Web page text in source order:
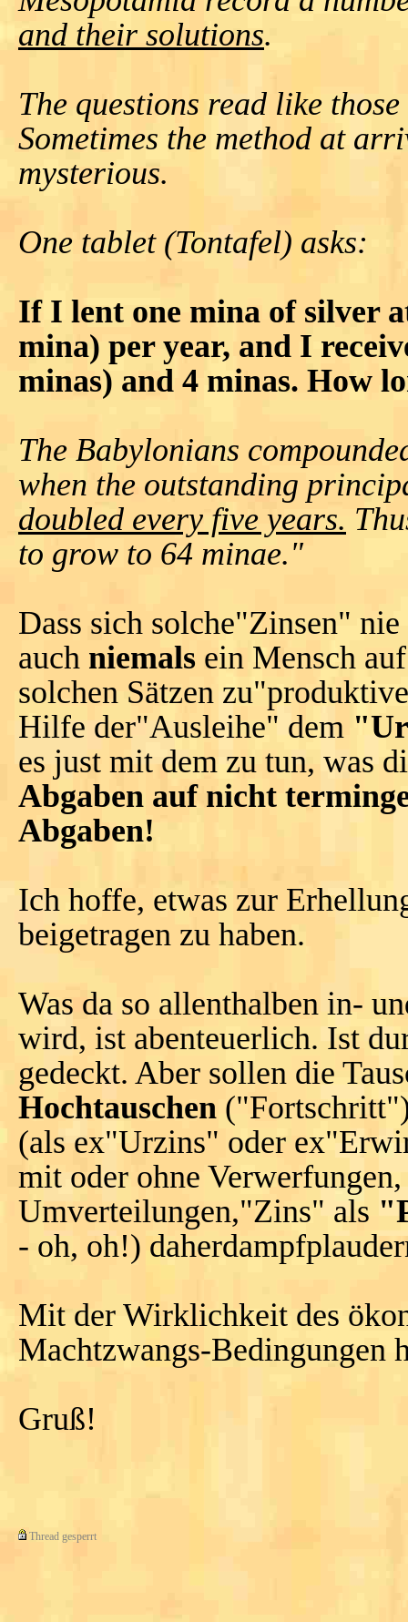
and their solutions.
The questions read like
Sometimes the method at
mysterious.
One tablet (Tontafel) asks:
If I lent one mina of silver
mina) per year, and I
minas) and 4 minas. How
The Babylonians
when the outstanding
doubled every five years.
to grow to 64 minae."
Dass sich solche"Zinsen"
auch niemals ein Mensch
solchen Sätzen
Hilfe der"Ausleihe" dem
es just mit dem zu tun, was
Abgaben auf nicht
Abgaben!
Ich hoffe, etwas zur
beigetragen zu haben.
Was da so allenthalben in-
wird, ist abenteuerlich. Ist
gedeckt. Aber sollen die
Hochtauschen
(als ex"Urzins" oder
mit oder ohne
Umverteilungen,"Zins" als
- oh, oh!)
Mit der Wirklichkeit des
Machtzwangs-Bedingungen
Gruß!
Thread gesperrt